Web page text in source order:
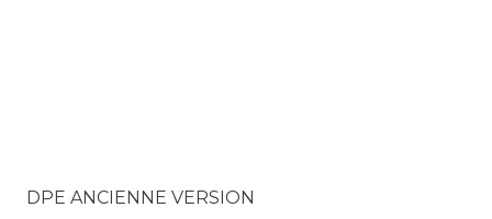
DPE ANCIENNE VERSION